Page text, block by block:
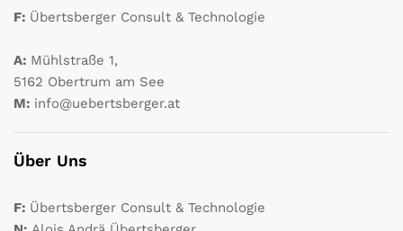
F: Übertsberger Consult & Technologie
A: Mühlstraße 1,
5162 Obertrum am See
M: info@uebertsberger.at
Über Uns
F: Übertsberger Consult & Technologie